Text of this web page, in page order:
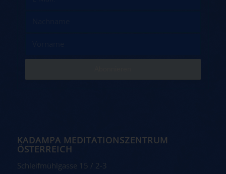
KADAMPA MEDITATIONSZENTRUM
ÖSTERREICH
Schleifmühlgasse 15 / 2-3